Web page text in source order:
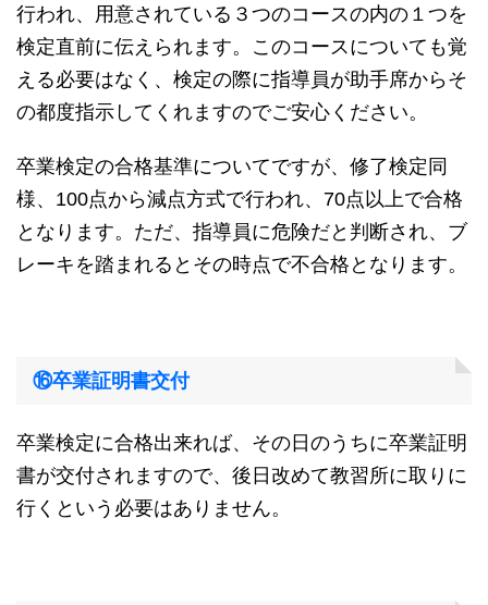
行われ、用意されている３つのコースの内の１つを
検定直前に伝えられます。このコースについても覚
える必要はなく、検定の際に指導員が助手席からそ
の都度指示してくれますのでご安心ください。
卒業検定の合格基準についてですが、修了検定同
様、100点から減点方式で行われ、70点以上で合格
となります。ただ、指導員に危険だと判断され、ブ
レーキを踏まれるとその時点で不合格となります。
⑯卒業証明書交付
卒業検定に合格出来れば、その日のうちに卒業証明
書が交付されますので、後日改めて教習所に取りに
行くという必要はありません。